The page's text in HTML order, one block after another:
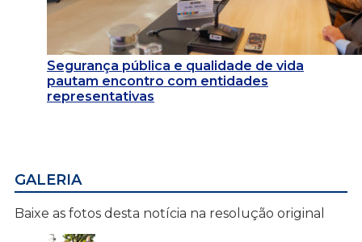
Segurança pública e qualidade de vida
pautam encontro com entidades
representativas
GALERIA
Baixe as fotos desta notícia na resolução original